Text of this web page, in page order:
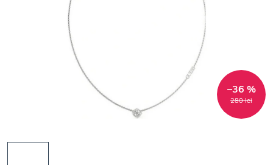
280 lei
–36 %